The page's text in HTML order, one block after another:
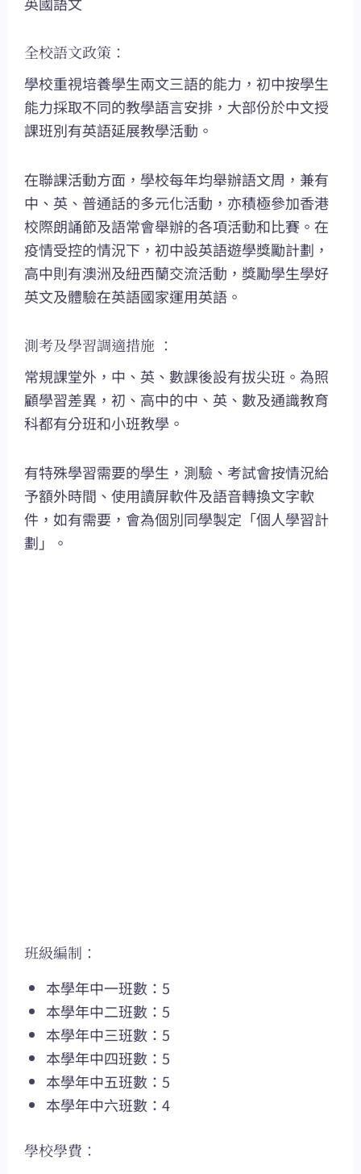
全校語文政策：
學校重視培養學生兩文三語的能力，初中按學生
能力採取不同的教學語言安排，大部份於中文授
課班別有英語延展教學活動。
在聯課活動方面，學校每年均舉辦語文周，兼有
中、英、普通話的多元化活動，亦積極參加香港
校際朗誦節及語常會舉辦的各項活動和比賽。在
疫情受控的情況下，初中設英語遊學獎勵計劃，
高中則有澳洲及紐西蘭交流活動，獎勵學生學好
英文及體驗在英語國家運用英語。
測考及學習調適措施 ：
常規課堂外，中、英、數課後設有拔尖班。為照
顧學習差異，初、高中的中、英、數及通識教育
科都有分班和小班教學。
有特殊學習需要的學生，測驗、考試會按情況給
予額外時間、使用讀屏軟件及語音轉換文字軟
件，如有需要，會為個別同學製定「個人學習計
劃」。
班級編制：
本學年中一班數：5
本學年中二班數：5
本學年中三班數：5
本學年中四班數：5
本學年中五班數：5
本學年中六班數：4
學校學費：